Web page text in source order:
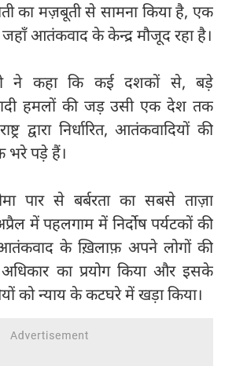
का मज़बूती से सामना किया है, एक
आतंकवाद के केन्द्र मौजूद रहा है।
ने कहा कि कई दशकों से, बड़े
हमलों की जड़ उसी एक देश तक
द्वारा निर्धारित, आतंकवादियों की
भरे पड़े हैं।
पार से बर्बरता का सबसे ताज़ा
में पहलगाम में निर्दोष पर्यटकों की
आतंकवाद के ख़िलाफ़ अपने लोगों की
का प्रयोग किया और इसके
को न्याय के कटघरे में खड़ा किया।